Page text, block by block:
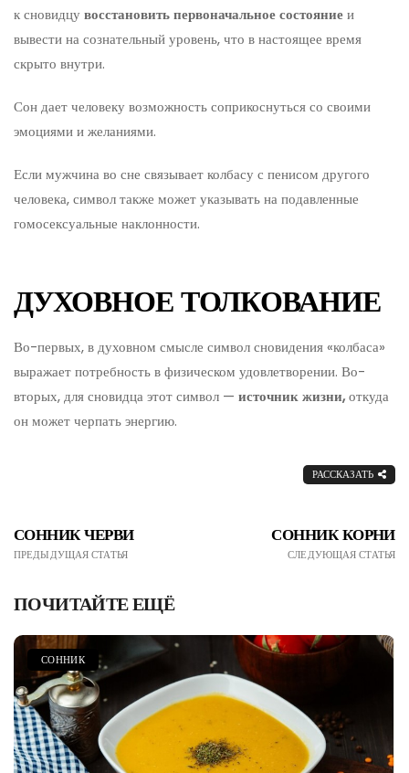
к сновидцувосстановить первоначальное состояниеи
вывести на сознательный уровень, что в настоящее время
скрыто внутри.
Сон дает человеку возможность соприкоснуться со своими
эмоциями и желаниями.
Если мужчина во сне связывает колбасу с пенисом другого
человека, символ также может указывать на подавленные
гомосексуальные наклонности.
ДУХОВНОЕ ТОЛКОВАНИЕ
Во-первых, в духовном смысле символ сновидения «колбаса»
выражает потребность в физическом удовлетворении. Во-
вторых, для сновидца этот символ — источник жизни,откуда
он может черпать энергию.
РАССКАЗАТЬ
СОННИК ЧЕРВИ
ПРЕДЫДУЩАЯ СТАТЬЯ
СОННИК КОРНИ
СЛЕДУЮЩАЯ СТАТЬЯ
ПОЧИТАЙТЕ ЕЩЁ
СОННИК